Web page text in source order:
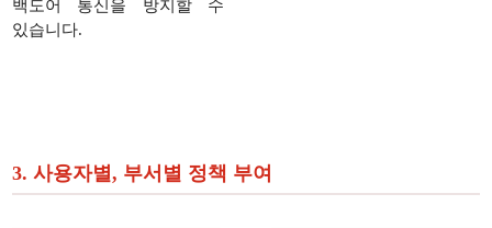
백도어 통신을 방지할 수
있습니다.
3. 사용자별, 부서별 정책 부여